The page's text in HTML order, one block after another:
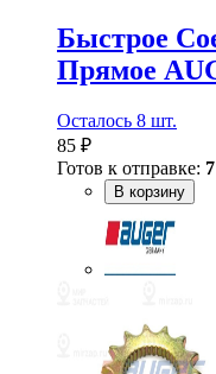
Быстрое
Прямое
Осталось 8 шт.
85 ₽
Готов к отправке:
В корзину